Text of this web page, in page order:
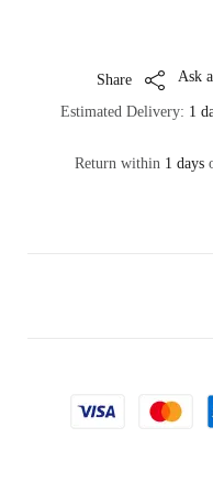
Ask
Estimated Delivery: 1
Return within 1 days